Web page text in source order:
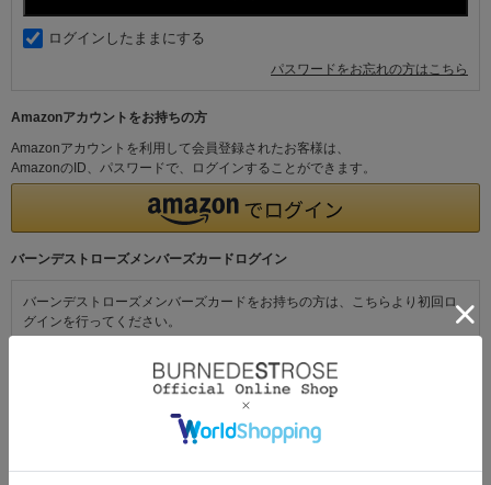
ログインしたままにする
パスワードをお忘れの方はこちら
Amazonアカウントをお持ちの方
Amazonアカウントを利用して会員登録されたお客様は、
AmazonのID、パスワードで、ログインすることができます。
バーンデストローズメンバーズカードログイン
バーンデストローズメンバーズカードをお持ちの方は、こちらより初回ロ
グインを行ってください。
初めてご利用の方・会員以外の方
初めてご利用のお客様は、こちらから会員登録を行ってください。